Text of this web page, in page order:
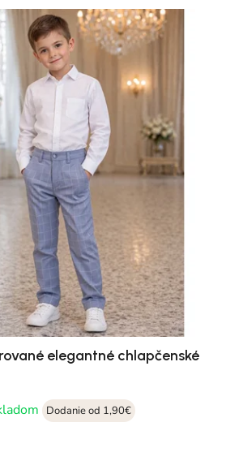
elegantné chlapčenské
Dodanie od 1,90€